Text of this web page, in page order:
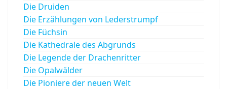
Die Druiden
Die Erzählungen von Lederstrumpf
Die Füchsin
Die Kathedrale des Abgrunds
Die Legende der Drachenritter
Die Opalwälder
Die Pioniere der neuen Welt